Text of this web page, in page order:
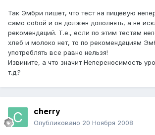
Так Эмбри пишет, что тест на пищевую
само собой и он должен дополнять, а не
рекомендаций. Т.е., если по этим тестам
хлеб и молоко нет, то по рекомендациям
употреблять все равно нельзя!
Извините, а что значит Непереносимость
т.д.?
cherry
Опубликовано 20 Ноября 2008